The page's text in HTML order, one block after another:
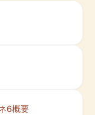
6概要